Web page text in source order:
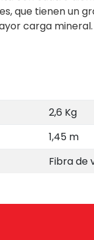
que tienen un
carga mineral.
2,6 Kg
1,45 m
Fibra de